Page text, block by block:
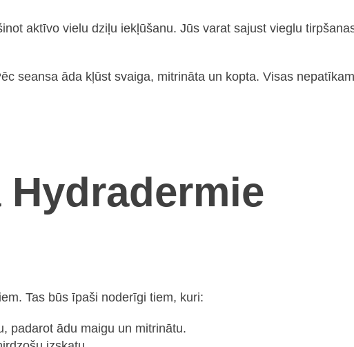
aktīvo vielu dziļu iekļūšanu. Jūs varat sajust vieglu
seansa āda kļūst svaiga, mitrināta un kopta. Visas
Tas būs īpaši noderīgi tiem, kuri:
padarot ādu maigu un mitrinātu.